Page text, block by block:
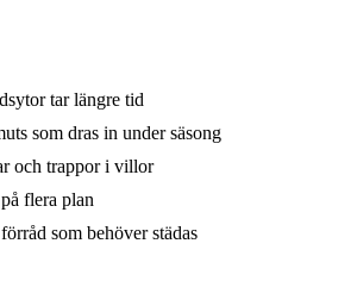
tar längre tid
som dras in under säsong
och trappor i villor
flera plan
som behöver städas